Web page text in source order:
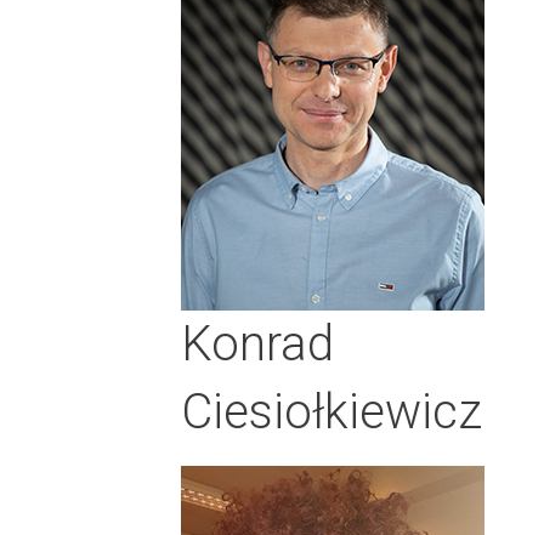
Konrad
Ciesiołkiewicz